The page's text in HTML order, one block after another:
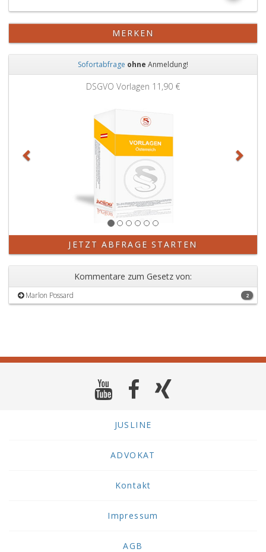
MERKEN
Sofortabfrage ohne Anmeldung!
DSGVO Vorlagen11,90 €
JETZT ABFRAGE STARTEN
Kommentare zum Gesetz von:
2
Marlon Possard
JUSLINE
ADVOKAT
Kontakt
Impressum
AGB